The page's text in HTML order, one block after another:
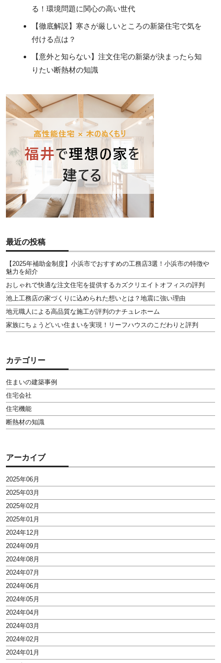
る！環境問題に関心の高い世代
【徹底解説】寒さが厳しいところの新築住宅で気を
付ける点は？
【意外と知らない】注文住宅の新築が決まったら知
りたい断熱材の知識
最近の投稿
【2025年補助金制度】小浜市でおすすめの工務店3選！小浜市の特徴や
魅力を紹介
おしゃれで快適な注文住宅を提供するカズクリエイトオフィスの評判
池上工務店の家づくりに込められた想いとは？地震に強い理由
地元職人による高品質な施工が評判のナチュレホーム
家族にちょうどいい住まいを実現！リーフハウスのこだわりと評判
カテゴリー
住まいの建築事例
住宅会社
住宅機能
断熱材の知識
アーカイブ
2025年06月
2025年03月
2025年02月
2025年01月
2024年12月
2024年09月
2024年08月
2024年07月
2024年06月
2024年05月
2024年04月
2024年03月
2024年02月
2024年01月